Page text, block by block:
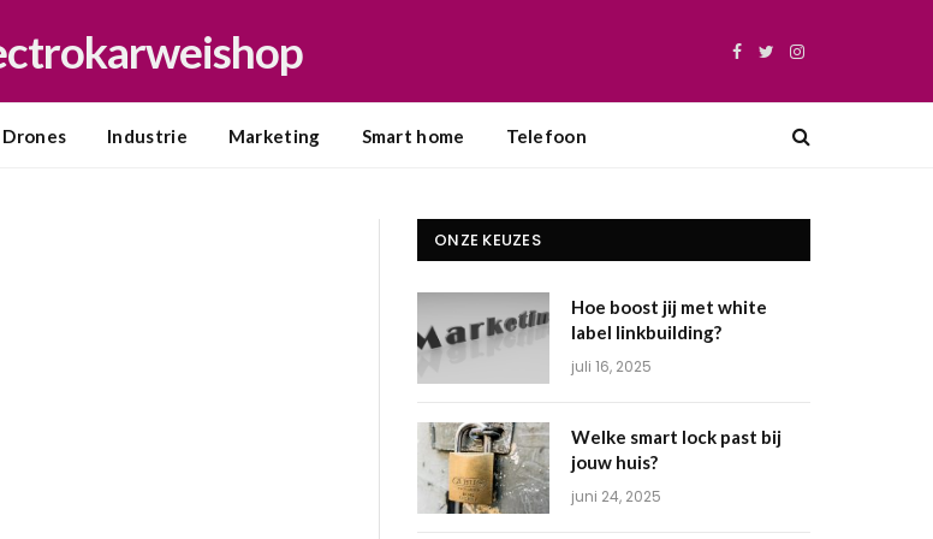
Facebook
TwitterInstagram
Drones Industrie Marketing Smart home Telefoon
ONZE KEUZES
Hoe boost jij met white
label linkbuilding?
juli 16, 2025
Welke smart lock past bij
jouw huis?
juni 24, 2025